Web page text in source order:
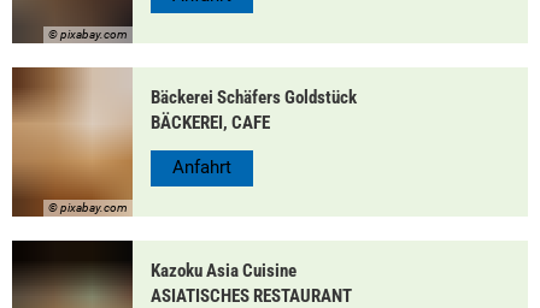
© pixabay.com
© pixabay.com
Bäckerei Schäfers Goldstück
BÄCKEREI, CAFE
Anfahrt
Kazoku Asia Cuisine
ASIATISCHES RESTAURANT